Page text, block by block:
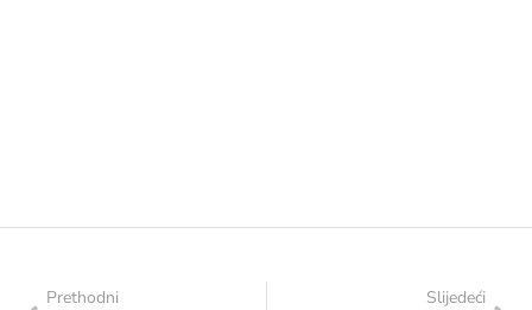
Prethodni
Slijedeći